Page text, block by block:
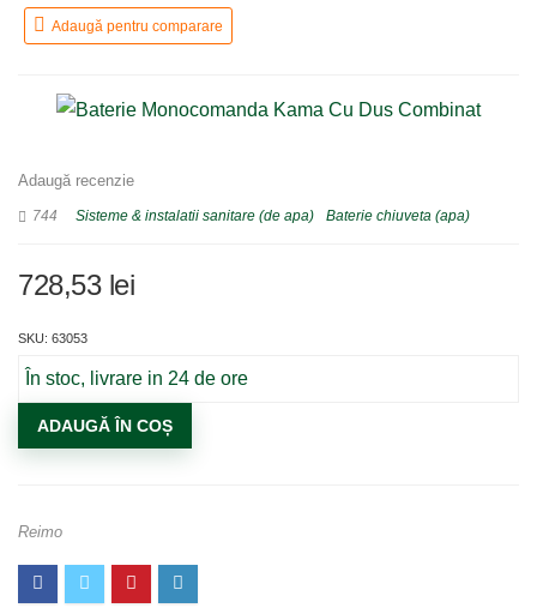
Adaugă pentru comparare
Adaugă recenzie
744 Sisteme & instalatii sanitare (de apa) Baterie chiuveta (apa)
728,53 lei
SKU: 63053
În stoc, livrare in 24 de ore
Cantitate
Baterie
Dus
ADAUGĂ ÎN COȘ
Reimo